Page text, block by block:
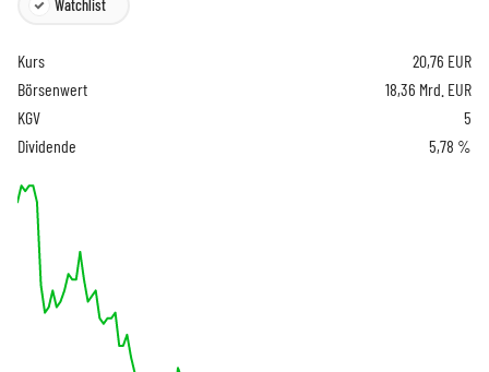
Watchlist
Kurs 20,76 EUR
Börsenwert
18,36 Mrd. EUR
KGV
5
Dividende
5,78 %